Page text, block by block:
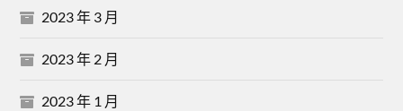
2023 年 3 月
2023 年 2 月
2023 年 1 月